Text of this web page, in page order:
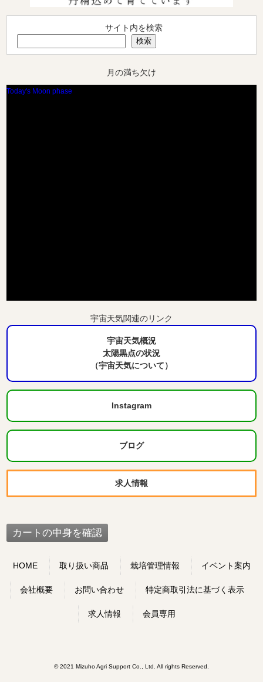
サイト内を検索
検索
月の満ち欠け
Today's Moon phase
宇宙天気関連のリンク
宇宙天気概況
太陽黒点の状況
（宇宙天気について）
Instagram
ブログ
求人情報
HOME 取り扱い商品 栽培管理情報 イベント案内
会社概要 お問い合わせ 特定商取引法に基づく表示
求人情報 会員専用
© 2021 Mizuho Agri Support Co., Ltd. All rights Reserved.